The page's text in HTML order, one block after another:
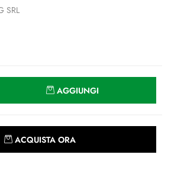
SRL
AGGIUNGI
ACQUISTA ORA